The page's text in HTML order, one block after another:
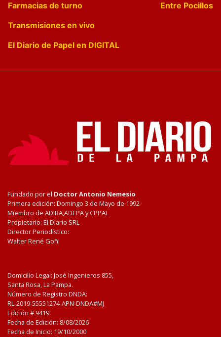
Farmacias de turno
Entre Pocillos
Transmisiones en vivo
El Diario de Papel en DIGITAL
Fundado por el Doctor Antonio Nemesio
Primera edición: Domingo 3 de Mayo de 1992
Miembro de ADIRA,ADEPA y CPPAL
Propietario: El Diario SRL
Director Periodístico:
Walter René Goñi
Domicilio Legal: José Ingenieros 855,
Santa Rosa, La Pampa.
Número de Registro DNDA:
RL-2019-55551274-APN-DNDA#MJ
Edición # 9419
Fecha de Edición: 8/08/2026
Fecha de Inicio: 19/10/2000